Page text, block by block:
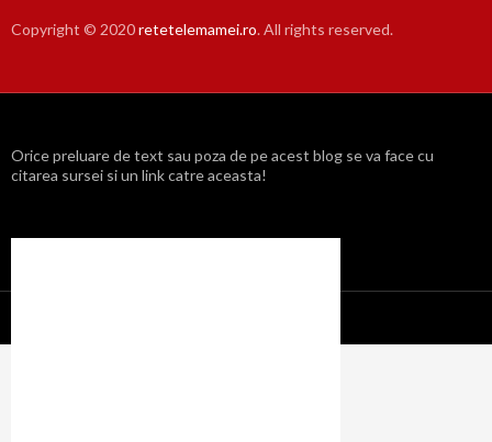
Copyright © 2020retetelemamei.ro. All rights reserved.
Orice preluare de text sau poza de pe acest blog se va face cu
citarea sursei si un link catre aceasta!